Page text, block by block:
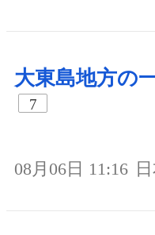
大東島地方の
7
08月06日 11:16